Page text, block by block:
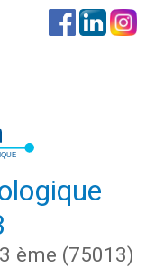
ème (75013)